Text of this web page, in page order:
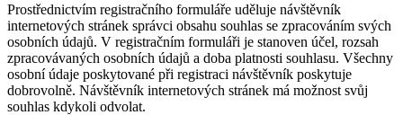
Prostřednictvím registračního formuláře uděluje návštěvník
internetových stránek správci obsahu souhlas se zpracováním svých
osobních údajů. V registračním formuláři je stanoven účel, rozsah
zpracovávaných osobních údajů a doba platnosti souhlasu. Všechny
osobní údaje poskytované při registraci návštěvník poskytuje
dobrovolně. Návštěvník internetových stránek má možnost svůj
souhlas kdykoli odvolat.